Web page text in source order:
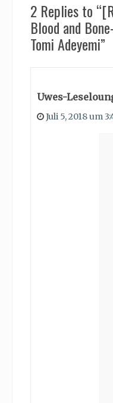
2 Replies to
Blood and
Tomi Adeyemi”
Uwes-
Juli 5, 2018 um